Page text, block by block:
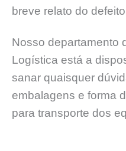
breve relato do
Nosso departamento
Logística está a
sanar quaisquer
embalagens e forma
para transporte dos